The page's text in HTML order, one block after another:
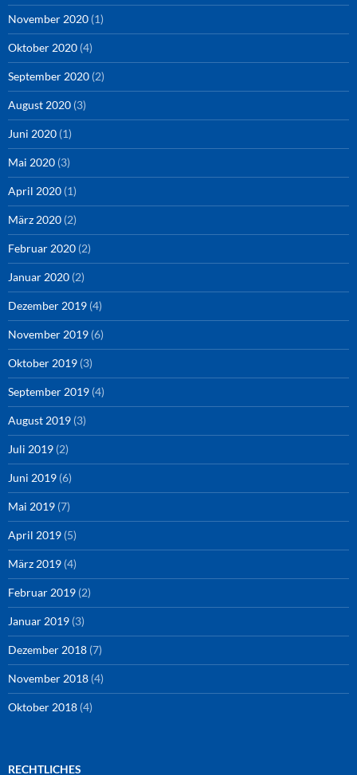
November 2020 (1)
Oktober 2020 (4)
September 2020 (2)
August 2020 (3)
Juni 2020 (1)
Mai 2020 (3)
April 2020 (1)
März 2020 (2)
Februar 2020 (2)
Januar 2020 (2)
Dezember 2019 (4)
November 2019 (6)
Oktober 2019 (3)
September 2019 (4)
August 2019 (3)
Juli 2019 (2)
Juni 2019 (6)
Mai 2019 (7)
April 2019 (5)
März 2019 (4)
Februar 2019 (2)
Januar 2019 (3)
Dezember 2018 (7)
November 2018 (4)
Oktober 2018 (4)
RECHTLICHES